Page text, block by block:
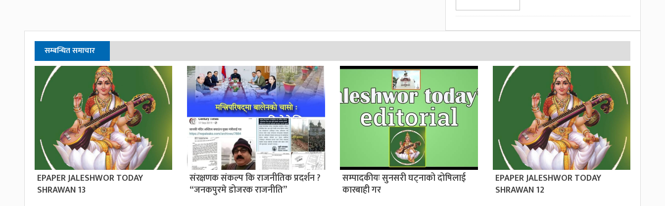
सम्बन्धित समाचार
EPAPER JALESHWOR TODAY
SHRAWAN 13
संरक्षणक संकल्प कि राजनीतिक प्रदर्शन ?
“जनकपुरमे डोजरक राजनीति”
सम्पादकीयः सुनसरी घट्नाको दोषिलाई
कारबाही गर
EPAPER JALESHWOR TODAY
SHRAWAN 12